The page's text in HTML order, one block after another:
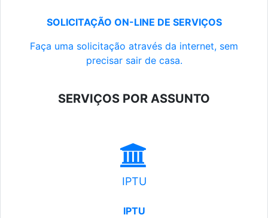
SOLICITAÇÃO ON-LINE DE SERVIÇOS
Faça uma solicitação através da internet, sem
precisar sair de casa.
SERVIÇOS POR ASSUNTO
IPTU
IPTU